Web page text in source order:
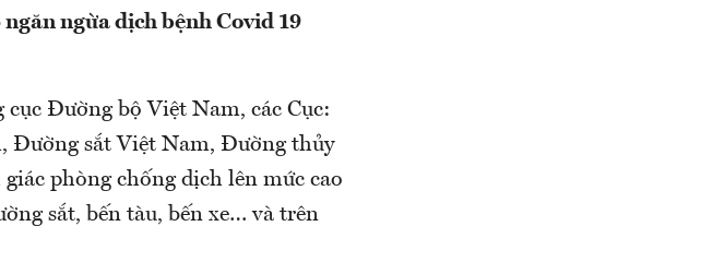
ngừa dịch bệnh Covid 19
Đường bộ Việt Nam, các Cục:
Đường sắt Việt Nam, Đường thủy
phòng chống dịch lên mức cao
sắt, bến tàu, bến xe… và trên